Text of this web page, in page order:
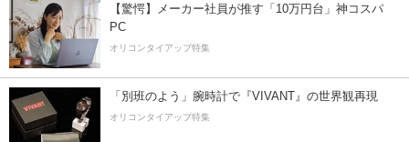
【驚愕】メーカー社員が推す「10万円台」神コスパ
PC
オリコンタイアップ特集
「別班のよう」腕時計で『VIVANT』の世界観再現
オリコンタイアップ特集